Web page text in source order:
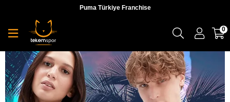
Puma Türkiye Franchise
0